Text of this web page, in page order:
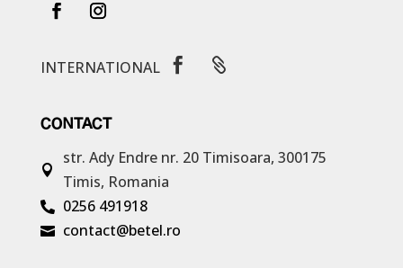
INTERNATIONAL  
CONTACT

str. Ady Endre nr. 20 Timisoara, 300175
Timis, Romania
 0256 491918
 contact@betel.ro